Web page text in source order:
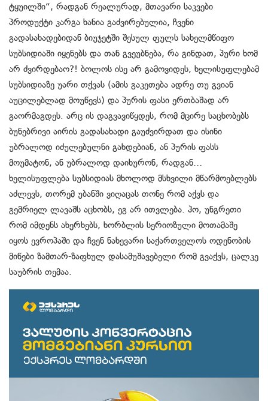
ტყუილში“, რადგან რეალურად, მთავარი საკვები
პროდუქტი კარგა ხანია გაძვირებულია, ჩვენი
გადასახადებიდან ბიუჯეტში შესულ ფულს სახელმწიფო
სუბსიდიაში იყენებს და თან გვეუბნება, რა გინდათ, პური ხომ
არ ძვირდებაო?! ბოლოს ისე არ გამოვიდეს, ხელისუფლებამ
სუბსიდიაზე უარი თქვას (ამის გაკეთება ადრე თუ გვიან
აუცილებლად მოუწევს) და პურის ფასი ერთბაშად არ
გაორმაგდეს. არც ის დაგვავიწყდეს, რომ მცირე საცხობებს
ბუნებრივი აირის გადასახადი გაუძვირდათ და ისინი
უბრალოდ იძულებულნი გახდებიან, ან პურის ფასს
მოუმატონ, ან უბრალოდ დაიხურონ, რადგან…
ხელისუფლება სუბსიდიას მხოლოდ მსხვილი მწარმოებლებს
აძლევს, თორემ უბანში ვიღაცას თონე რომ აქვს და
გემრიელ ლავაშს აცხობს, ეგ არ ითვლება. ჰო, უნგრეთი
რომ იმდენს ახერხებს, ხორბლის სერიოზული მოთამაშე
იყოს ევროპაში და ჩვენ ნახევარი საქართველოს ოდენობის
მიწები ზამთარ-ზაფხულ დასამუშავებელი რომ გვაქვს, ცალკე
საუბრის თემაა.